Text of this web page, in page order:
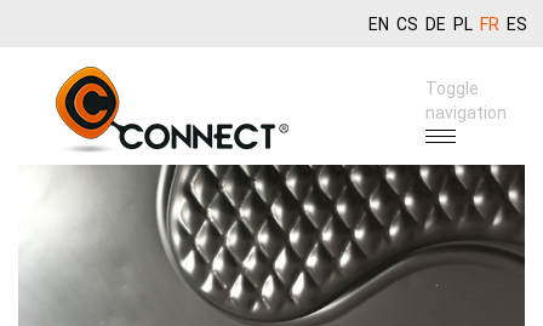
EN CS DE PL FR ES
Toggle
navigation